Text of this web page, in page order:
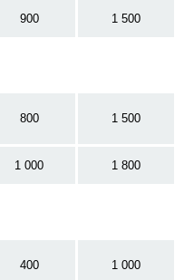
900 1 500
800 1 500
1 000 1 800
400 1 000